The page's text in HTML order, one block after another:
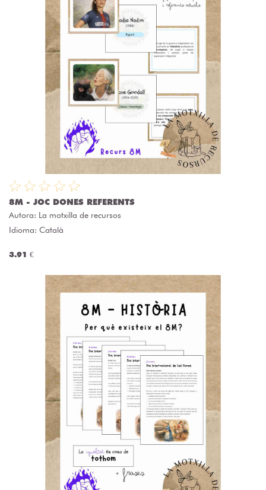
8M - JOC DONES REFERENTS
Autora: La motxilla de recursos
Idioma: Català
3.91 €